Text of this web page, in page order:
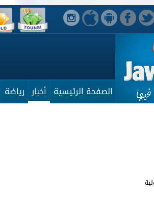
الصفحة الرئيسية أخبار رياضة